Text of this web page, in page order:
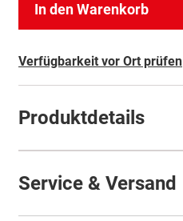
In den Warenkorb
Verfügbarkeit vor Ort prüfen
Produktdetails
Service & Versand